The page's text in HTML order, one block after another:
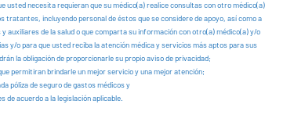
usted necesita requieran que su médico(a) realice consultas con otro médico(a)
incluyendo personal de éstos que se considere de apoyo, así como a
de la salud o que comparta su información con otro(a) médico(a) y/o
y/o para que usted reciba la atención médica y servicios más aptos para sus
la obligación de proporcionarle su propio aviso de privacidad;
permitiran brindarle un mejor servicio y una mejor atención;
póliza de seguro de gastos médicos y
acuerdo a la legislación aplicable.